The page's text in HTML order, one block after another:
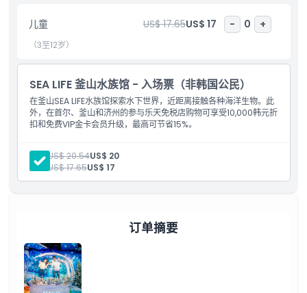
包含项
儿童成人政策
排除项
营业时间
位置
取消政策
儿童 US$ 17.65US$ 17 - 0 +
（3至12岁）
SEA LIFE 釜山水族馆 - 入场票（非韩国公民）
在釜山SEA LIFE水族馆探索水下世界，近距离接触各种海洋生物。此
外，在首尔、釜山和济州的参与乐天免税店购物可享受10,000韩元折
扣和免费VIP金卡会员升级，最高可节省15%。
成人: US$ 20.54US$ 20
儿童:
US$ 17.65US$ 17
订单摘要